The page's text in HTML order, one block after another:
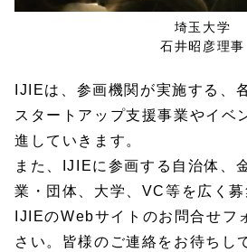
埼玉大学
石井昭彦理事
IJIEは、参画機関が実施する、
スタートアップ支援事業やイベ
進していきます。
また、IJIEに参画する自治体、
業・団体、大学、VC等を広く募
IJIEのWebサイトのお問合せフ
さい。皆様のご連絡をお待ちし